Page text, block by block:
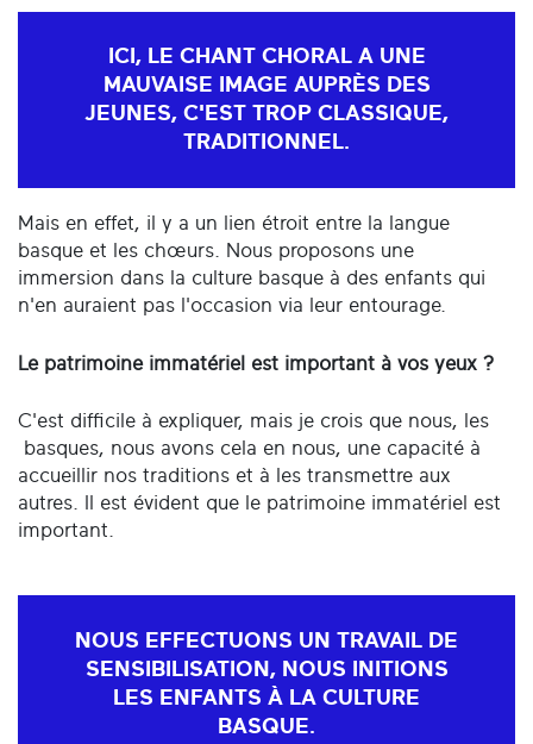
ICI, LE CHANT CHORAL A UNE
MAUVAISE IMAGE AUPRÈS DES
JEUNES, C'EST TROP CLASSIQUE,
TRADITIONNEL.
Mais en effet, il y a un lien étroit entre la langue
basque et les chœurs. Nous proposons une
immersion dans la culture basque à des enfants qui
n'en auraient pas l'occasion via leur entourage.
Le patrimoine immatériel est important à vos yeux ?
C'est difficile à expliquer, mais je crois que nous, les
basques, nous avons cela en nous, une capacité à
accueillir nos traditions et à les transmettre aux
autres. Il est évident que le patrimoine immatériel est
important.
NOUS EFFECTUONS UN TRAVAIL DE
SENSIBILISATION, NOUS INITIONS
LES ENFANTS À LA CULTURE
BASQUE.